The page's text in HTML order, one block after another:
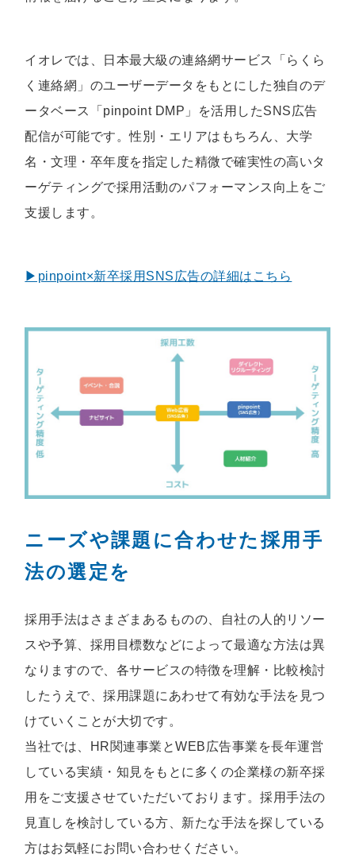
イオレでは、日本最大級の連絡網サービス「らくら
く連絡網」のユーザーデータをもとにした独自のデ
ータベース「pinpoint DMP」を活用したSNS広告
配信が可能です。性別・エリアはもちろん、大学
名・文理・卒年度を指定した精微で確実性の高いタ
ーゲティングで採用活動のパフォーマンス向上をご
支援します。
▶pinpoint×新卒採用SNS広告の詳細はこちら
ニーズや課題に合わせた採用手
法の選定を
採用手法はさまざまあるものの、自社の人的リソー
スや予算、採用目標数などによって最適な方法は異
なりますので、各サービスの特徴を理解・比較検討
したうえで、採用課題にあわせて有効な手法を見つ
けていくことが大切です。
当社では、HR関連事業とWEB広告事業を長年運営
している実績・知見をもとに多くの企業様の新卒採
用をご支援させていただいております。採用手法の
見直しを検討している方、新たな手法を探している
方はお気軽にお問い合わせください。